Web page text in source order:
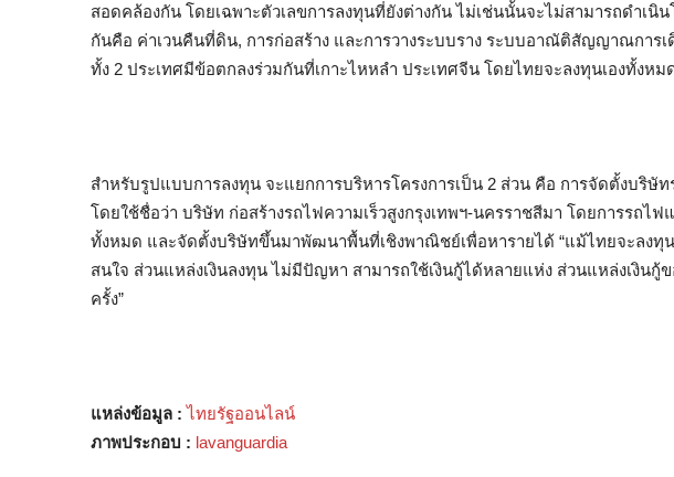
สอดคล้องกัน โดยเฉพาะตัวเลขการลงทุนที่ยังต่างกัน ไม่เช่นนั้นจะไม่สามารถดำเนิ
กันคือ ค่าเวนคืนที่ดิน, การก่อสร้าง และการวางระบบราง ระบบอาณัติสัญญาณการ
ทั้ง 2 ประเทศมีข้อตกลงร่วมกันที่เกาะไหหลำ ประเทศจีน โดยไทยจะลงทุนเองทั้งห
สำหรับรูปแบบการลงทุน จะแยกการบริหารโครงการเป็น 2 ส่วน คือ การจัดตั้งบริษั
โดยใช้ชื่อว่า บริษัท ก่อสร้างรถไฟความเร็วสูงกรุงเทพฯ-นครราชสีมา โดยการรถ
ทั้งหมด และจัดตั้งบริษัทขึ้นมาพัฒนาพื้นที่เชิงพาณิชย์เพื่อหารายได้ “แม้ไทยจะลงทุ
สนใจ ส่วนแหล่งเงินลงทุน ไม่มีปัญหา สามารถใช้เงินกู้ได้หลายแห่ง ส่วนแหล่งเงิน
ครั้ง”
แหล่งข้อมูล :ไทยรัฐออนไลน์
ภาพประกอบ : lavanguardia